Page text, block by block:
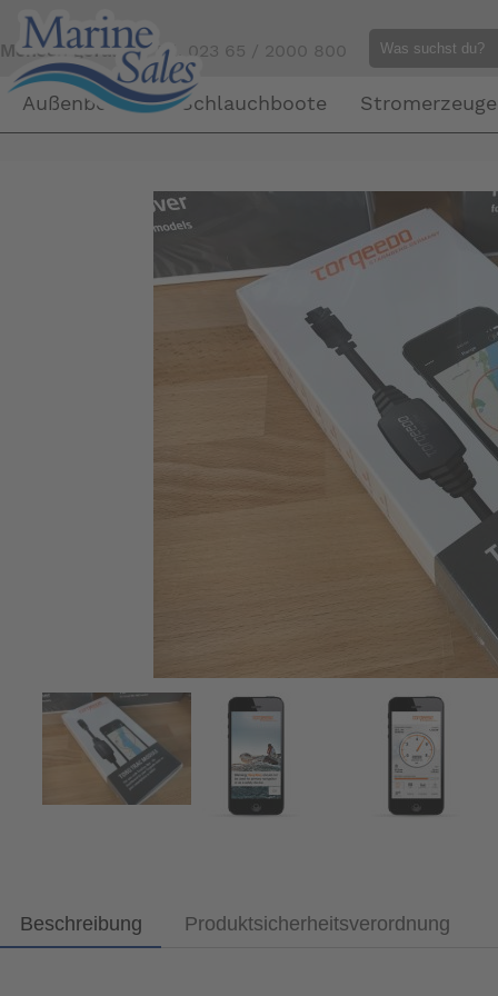
Mensch gefällig?Tel. 023 65 / 2000 800
Außenborder Schlauchboote
Beschreibung Produktsicherheitsverordnung